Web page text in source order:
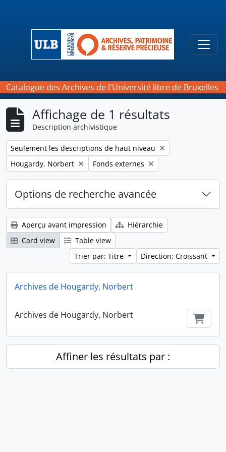
Catalogue des Archives de l'Université libre de Bruxelles
Affichage de 1 résultats
Description archivistique
Remove filter:
Seulement les descriptions de haut niveau
Remove filter:
Hougardy, Norbert Remove filter:
Fonds externes
Options de recherche avancée
Aperçu avant impression
Hiérarchie
Card view
Table view
Trier par: Titre
Direction: Croissant
Archives de Hougardy, Norbert
Archives de Hougardy, Norbert
Affiner les résultats par :